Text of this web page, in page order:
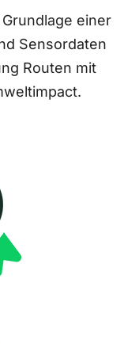
einer
Sensordaten
Routen mit